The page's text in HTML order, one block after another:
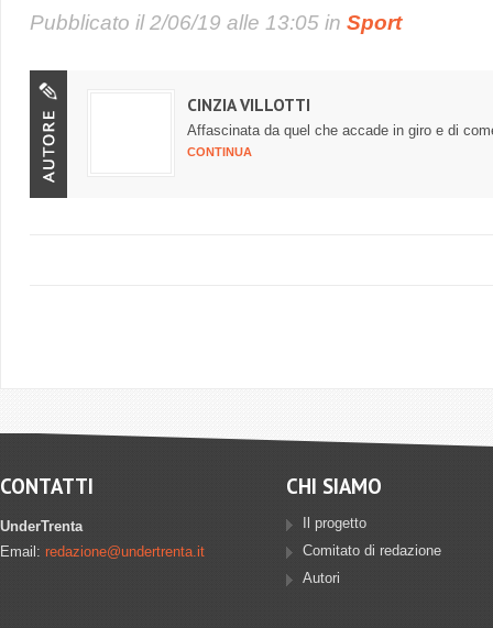
Pubblicato il2/06/19 alle 13:05 in Sport
CINZIA VILLOTTI
Affascinata da quel che accade in giro e di
CONTINUA
CONTATTI
UnderTrenta
Email: redazione@undertrenta.it
CHI SIAMO
Il progetto
Comitato di redazione
Autori